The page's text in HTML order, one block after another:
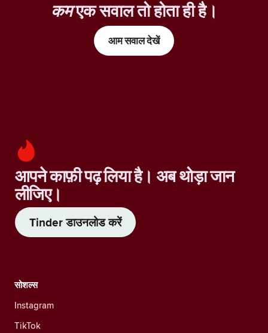
कमएक सवाल तो होता ही है।
आम सवाल देखें
आपने काफ़ी पढ़ लिया है। अब थोड़ा जान
लीजिए।
Tinder डाउनलोड करें
सोशल्स
Instagram
TikTok